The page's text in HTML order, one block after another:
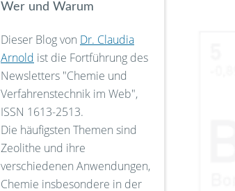
Wer und Warum
Dieser Blog von Dr. Claudia
Arnold ist die Fortführung des
Newsletters "Chemie und
Verfahrenstechnik im Web",
ISSN 1613-2513.
Die häufigsten Themen sind
Zeolithe und ihre
verschiedenen Anwendungen,
Chemie insbesondere in der